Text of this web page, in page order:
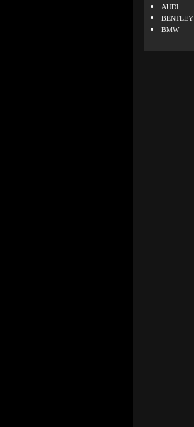
AUDI
BENTLEY
BMW